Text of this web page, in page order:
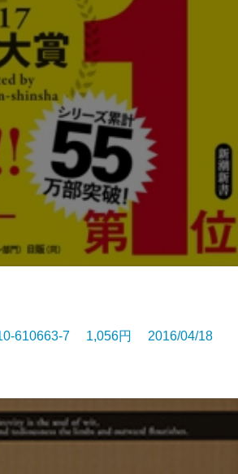
610663-7 1,056円 2016/04/18